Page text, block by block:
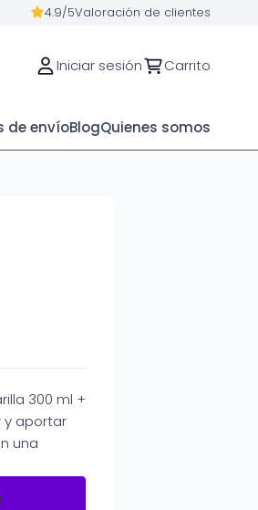
4.9/5Valoración de clientes
Iniciar sesión Carrito
de envíoBlogQuienes somos
300 ml +
y aportar
una